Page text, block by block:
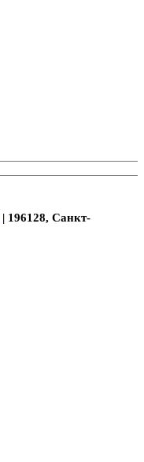
| 196128, Санкт-